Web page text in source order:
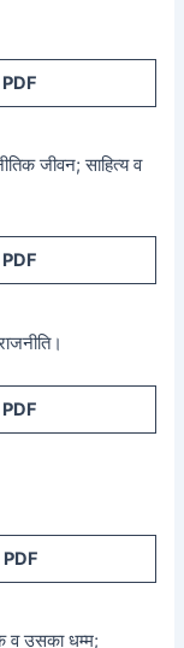
PDF
जीवन; साहित्य व
PDF
PDF
PDF
व उसका धम्म;